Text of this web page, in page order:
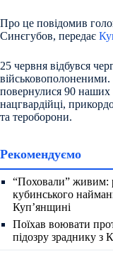
Про це повідомив
Синєгубов, передає
25 червня відбувся
повернулися 90
нацгвардійці,
та тероборони.
Рекомендуємо
“Поховали” живим:
кубинського
Куп’янщині
Поїхав воювати
підозру зраднику з